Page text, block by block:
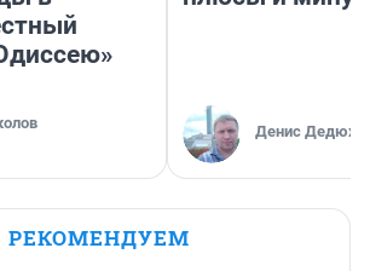
Денис
РЕКОМЕНДУЕМ